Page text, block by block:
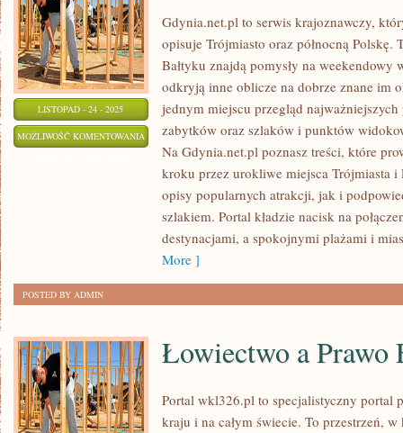
LISTOPAD - 24 - 2025
MOŻLIWOŚĆ KOMENTOWANIA HISTORIA
DZIEDZICTWO
Gdynia.net.pl to serwis krajoznawczy,
opisuje Trójmiasto oraz północną Polskę.
Bałtyku znajdą pomysły na
odkryją inne oblicze na dobrze znane im
jednym miejscu przegląd
zabytków oraz szlaków i punktów
Na Gdynia.net.pl poznasz treści, które
kroku przez urokliwe miejsca Trójmiasta i
opisy popularnych atrakcji, jak i
szlakiem. Portal kładzie nacisk na
destynacjami, a spokojnymi plażami i
More ]
POSTED BY ADMIN
Łowiectwo a Prawo
Portal wkl326.pl to specjalistyczny portal
kraju i na całym świecie. To przestrzeń,